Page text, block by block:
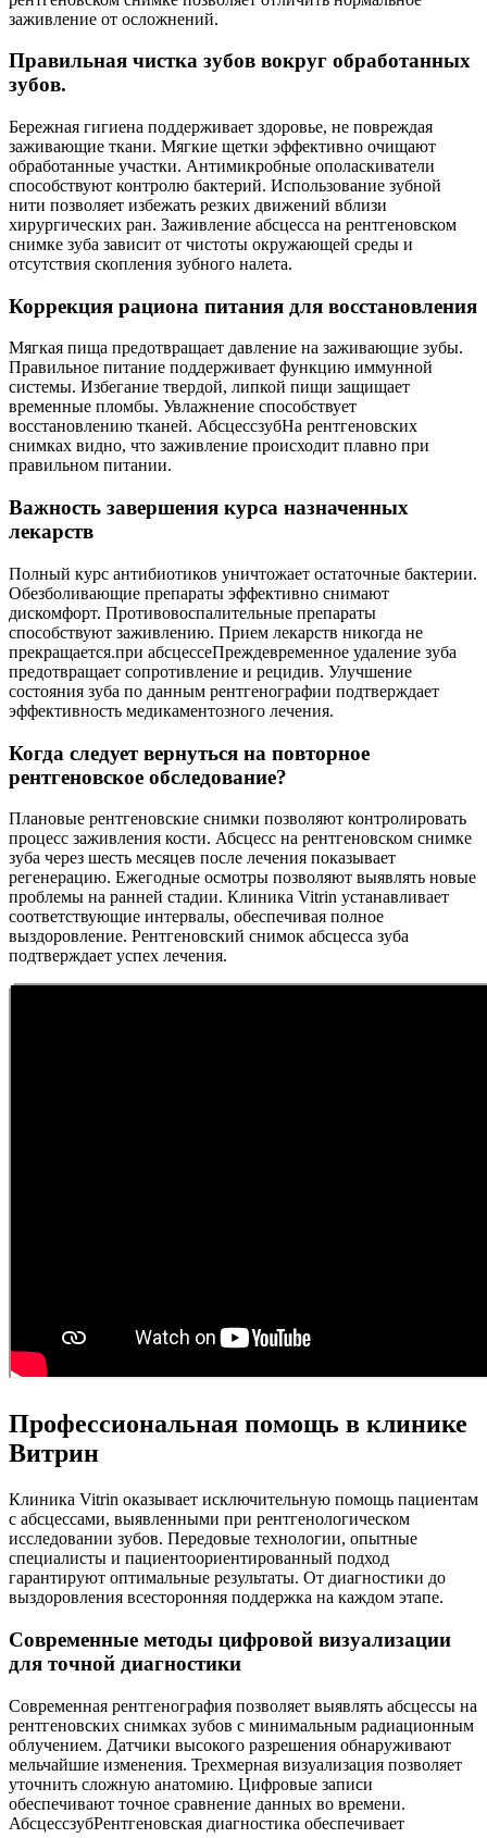
заживление от осложнений.
Правильная чистка зубов вокруг обработанных
зубов.
Бережная гигиена поддерживает здоровье, не повреждая
заживающие ткани. Мягкие щетки эффективно очищают
обработанные участки. Антимикробные ополаскиватели
способствуют контролю бактерий. Использование зубной
нити позволяет избежать резких движений вблизи
хирургических ран. Заживление абсцесса на рентгеновском
снимке зуба зависит от чистоты окружающей среды и
отсутствия скопления зубного налета.
Коррекция рациона питания для восстановления
Мягкая пища предотвращает давление на заживающие зубы.
Правильное питание поддерживает функцию иммунной
системы. Избегание твердой, липкой пищи защищает
временные пломбы. Увлажнение способствует
восстановлению тканей. АбсцессзубНа рентгеновских
снимках видно, что заживление происходит плавно при
правильном питании.
Важность завершения курса назначенных
лекарств
Полный курс антибиотиков уничтожает остаточные бактерии.
Обезболивающие препараты эффективно снимают
дискомфорт. Противовоспалительные препараты
способствуют заживлению. Прием лекарств никогда не
прекращается.при абсцессеПреждевременное удаление зуба
предотвращает сопротивление и рецидив. Улучшение
состояния зуба по данным рентгенографии подтверждает
эффективность медикаментозного лечения.
Когда следует вернуться на повторное
рентгеновское обследование?
Плановые рентгеновские снимки позволяют контролировать
процесс заживления кости. Абсцесс на рентгеновском снимке
зуба через шесть месяцев после лечения показывает
регенерацию. Ежегодные осмотры позволяют выявлять новые
проблемы на ранней стадии. Клиника Vitrin устанавливает
соответствующие интервалы, обеспечивая полное
выздоровление. Рентгеновский снимок абсцесса зуба
подтверждает успех лечения.
Профессиональная помощь в клинике
Витрин
Клиника Vitrin оказывает исключительную помощь пациентам
с абсцессами, выявленными при рентгенологическом
исследовании зубов. Передовые технологии, опытные
специалисты и пациентоориентированный подход
гарантируют оптимальные результаты. От диагностики до
выздоровления всесторонняя поддержка на каждом этапе.
Современные методы цифровой визуализации
для точной диагностики
Современная рентгенография позволяет выявлять абсцессы на
рентгеновских снимках зубов с минимальным радиационным
облучением. Датчики высокого разрешения обнаруживают
мельчайшие изменения. Трехмерная визуализация позволяет
уточнить сложную анатомию. Цифровые записи
обеспечивают точное сравнение данных во времени.
АбсцессзубРентгеновская диагностика обеспечивает